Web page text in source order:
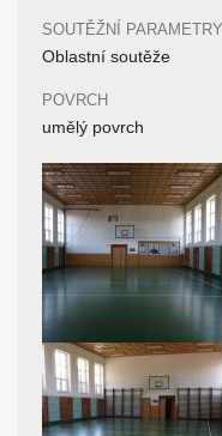
SOUTĚŽNÍ PARAMETRY
Oblastní soutěže
POVRCH
umělý povrch